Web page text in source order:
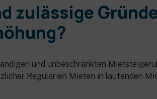
zulässige
und unbeschränkten
Regularien Mieten in laufenden